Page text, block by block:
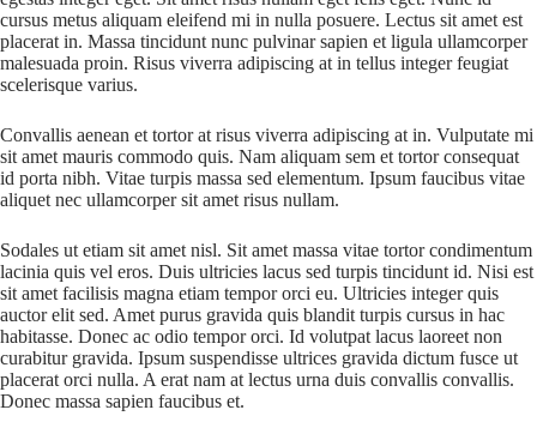
cursus metus aliquam eleifend mi in nulla posuere. Lectus sit amet est
placerat in. Massa tincidunt nunc pulvinar sapien et ligula ullamcorper
malesuada proin. Risus viverra adipiscing at in tellus integer feugiat
scelerisque varius.
Convallis aenean et tortor at risus viverra adipiscing at in. Vulputate mi
sit amet mauris commodo quis. Nam aliquam sem et tortor consequat
id porta nibh. Vitae turpis massa sed elementum. Ipsum faucibus vitae
aliquet nec ullamcorper sit amet risus nullam.
Sodales ut etiam sit amet nisl. Sit amet massa vitae tortor condimentum
lacinia quis vel eros. Duis ultricies lacus sed turpis tincidunt id. Nisi est
sit amet facilisis magna etiam tempor orci eu. Ultricies integer quis
auctor elit sed. Amet purus gravida quis blandit turpis cursus in hac
habitasse. Donec ac odio tempor orci. Id volutpat lacus laoreet non
curabitur gravida. Ipsum suspendisse ultrices gravida dictum fusce ut
placerat orci nulla. A erat nam at lectus urna duis convallis convallis.
Donec massa sapien faucibus et.